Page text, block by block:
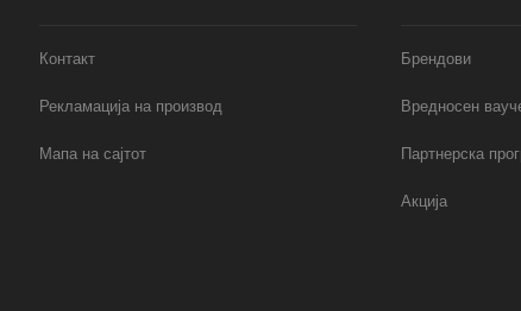
Контакт
Рекламација на производ
Мапа на сајтот
Брендови
Вредносен
Партнерска
Акција